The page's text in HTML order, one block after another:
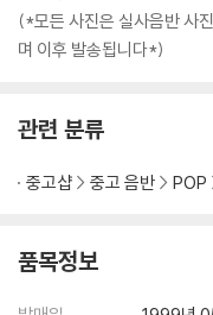
(*모든 사진은 실사음반 사
며 이후 발송됩니다*)
관련 분류
중고샵 중고 음반 POP
품목정보